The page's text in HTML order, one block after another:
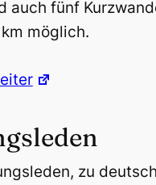
auch fünf
möglich.
zu